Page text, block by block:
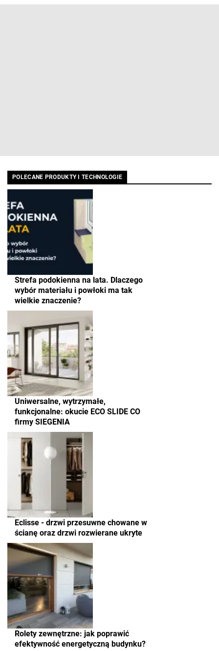
POLECANE PRODUKTY I TECHNOLOGIE
Strefa podokienna na lata. Dlaczego
wybór materiału i powłoki ma tak
wielkie znaczenie?
Uniwersalne, wytrzymałe,
funkcjonalne: okucie ECO SLIDE CO
firmy SIEGENIA
Eclisse - drzwi przesuwne chowane w
ścianę oraz drzwi rozwierane ukryte
Rolety zewnętrzne: jak poprawić
efektywność energetyczną budynku?